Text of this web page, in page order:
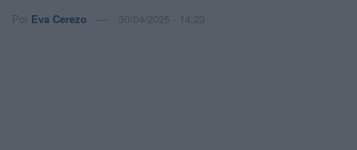
Por Eva Cerezo 30/04/2025 - 14:23